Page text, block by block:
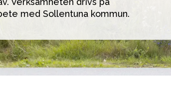
med Sollentuna kommun.